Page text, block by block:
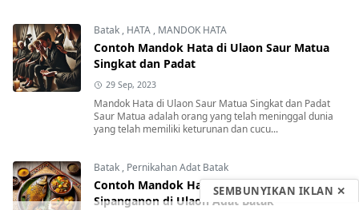
Batak , HATA , MANDOK HATA
Contoh Mandok Hata di Ulaon Saur Matua
Singkat dan Padat
29 Sep, 2023
Mandok Hata di Ulaon Saur Matua Singkat dan Padat
Saur Matua adalah orang yang telah meninggal dunia
yang telah memiliki keturunan dan cucu...
Batak , Pernikahan Adat Batak
Contoh Mandok Hata Pasahat Tudu-Tudu Ni
Sipanganon di Ulaon Adat Batak
SEMBUNYIKAN IKLAN ✕